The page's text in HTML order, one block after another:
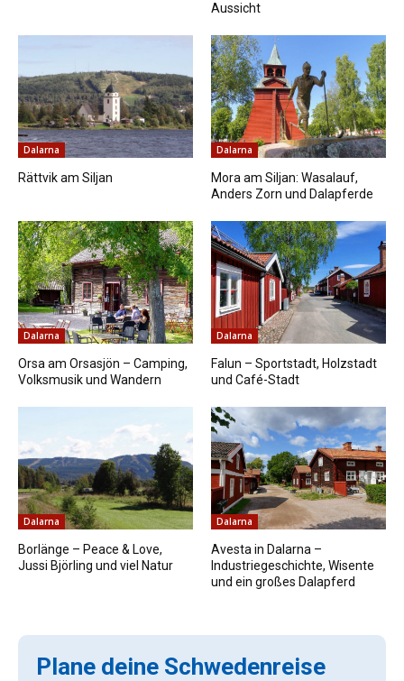
Aussicht
Dalarna
Rättvik am Siljan
Dalarna
Mora am Siljan: Wasalauf,
Anders Zorn und Dalapferde
Dalarna
Orsa am Orsasjön – Camping,
Volksmusik und Wandern
Dalarna
Falun – Sportstadt, Holzstadt
und Café-Stadt
Dalarna
Borlänge – Peace & Love,
Jussi Björling und viel Natur
Dalarna
Avesta in Dalarna –
Industriegeschichte, Wisente
und ein großes Dalapferd
Plane deine Schwedenreise